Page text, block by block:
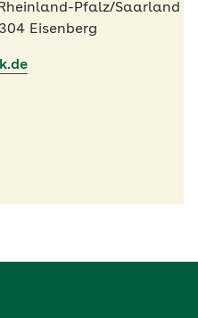
Pfalz/Saarland
Eisenberg